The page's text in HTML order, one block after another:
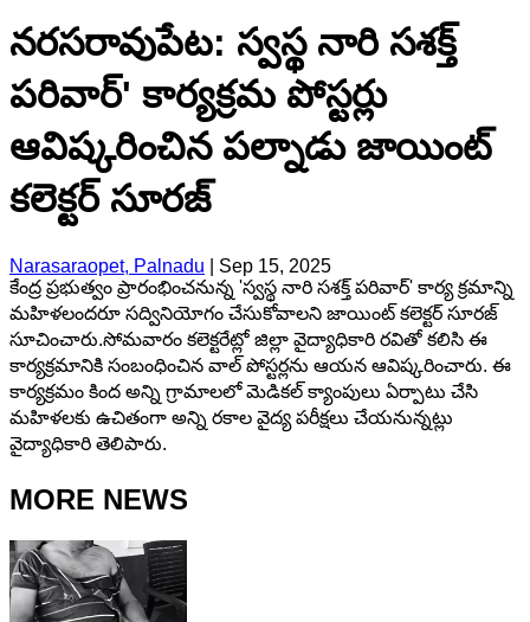
నరసరావుపేట: స్వస్థ నారి సశక్త్
పరివార్' కార్యక్రమ పోస్టర్లు
ఆవిష్కరించిన పల్నాడు జాయింట్
కలెక్టర్ సూరజ్
Narasaraopet, Palnadu
Sep 15, 2025
కేంద్ర ప్రభుత్వం ప్రారంభించనున్న 'స్వస్థ నారి సశక్త్ పరివార్' కార్య క్రమాన్ని
మహిళలందరూ సద్వినియోగం చేసుకోవాలని జాయింట్ కలెక్టర్ సూరజ్
సూచించారు.సోమవారం కలెక్టరేట్లో జిల్లా వైద్యాధికారి రవితో కలిసి ఈ
కార్యక్రమానికి సంబంధించిన వాల్ పోస్టర్లను ఆయన ఆవిష్కరించారు. ఈ
కార్యక్రమం కింద అన్ని గ్రామాలలో మెడికల్ క్యాంపులు ఏర్పాటు చేసి
మహిళలకు ఉచితంగా అన్ని రకాల వైద్య పరీక్షలు చేయనున్నట్లు
వైద్యాధికారి తెలిపారు.
MORE NEWS